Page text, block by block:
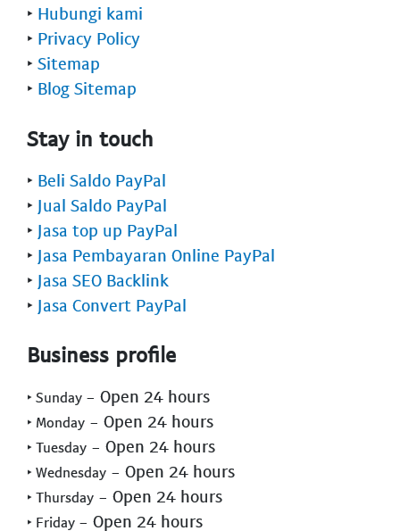
‣ Hubungi kami
‣ Privacy Policy
‣ Sitemap
‣ Blog Sitemap
Stay in touch
‣ Beli Saldo PayPal
‣ Jual Saldo PayPal
‣ Jasa top up PayPal
‣ Jasa Pembayaran Online PayPal
‣ Jasa SEO Backlink
‣ Jasa Convert PayPal
Business profile
‣ Sunday - Open 24 hours
‣ Monday - Open 24 hours
‣ Tuesday - Open 24 hours
‣ Wednesday - Open 24 hours
‣ Thursday - Open 24 hours
‣ Friday - Open 24 hours